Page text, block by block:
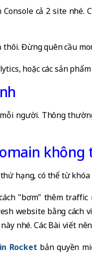
cả 2 site nhé.
Đừng quên cầu
hoặc các sản
người. Thông
không
hạng, có thể từ khóa
"bơm" thêm
website bằng
nhé. Các Bài viết
Rocket bản quyền